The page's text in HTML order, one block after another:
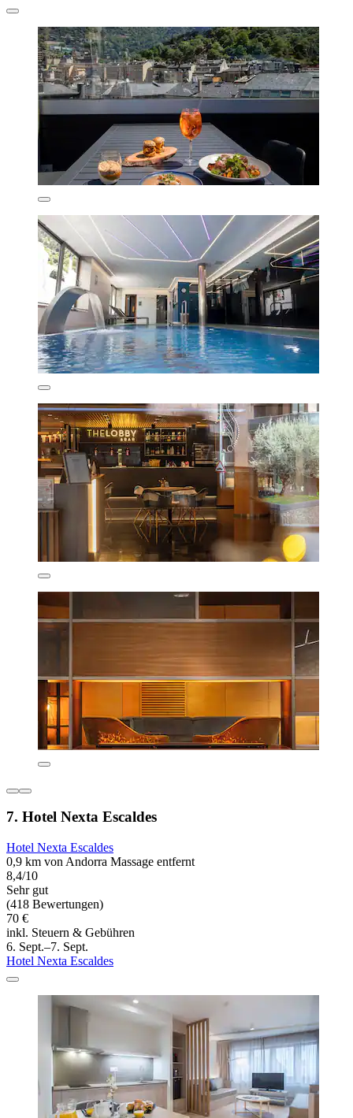
7. Hotel Nexta Escaldes
Hotel Nexta Escaldes
0,9 km von Andorra Massage entfernt
8,4/10
Sehr gut
(418 Bewertungen)
70 €
inkl. Steuern & Gebühren
6. Sept.–7. Sept.
Hotel Nexta Escaldes